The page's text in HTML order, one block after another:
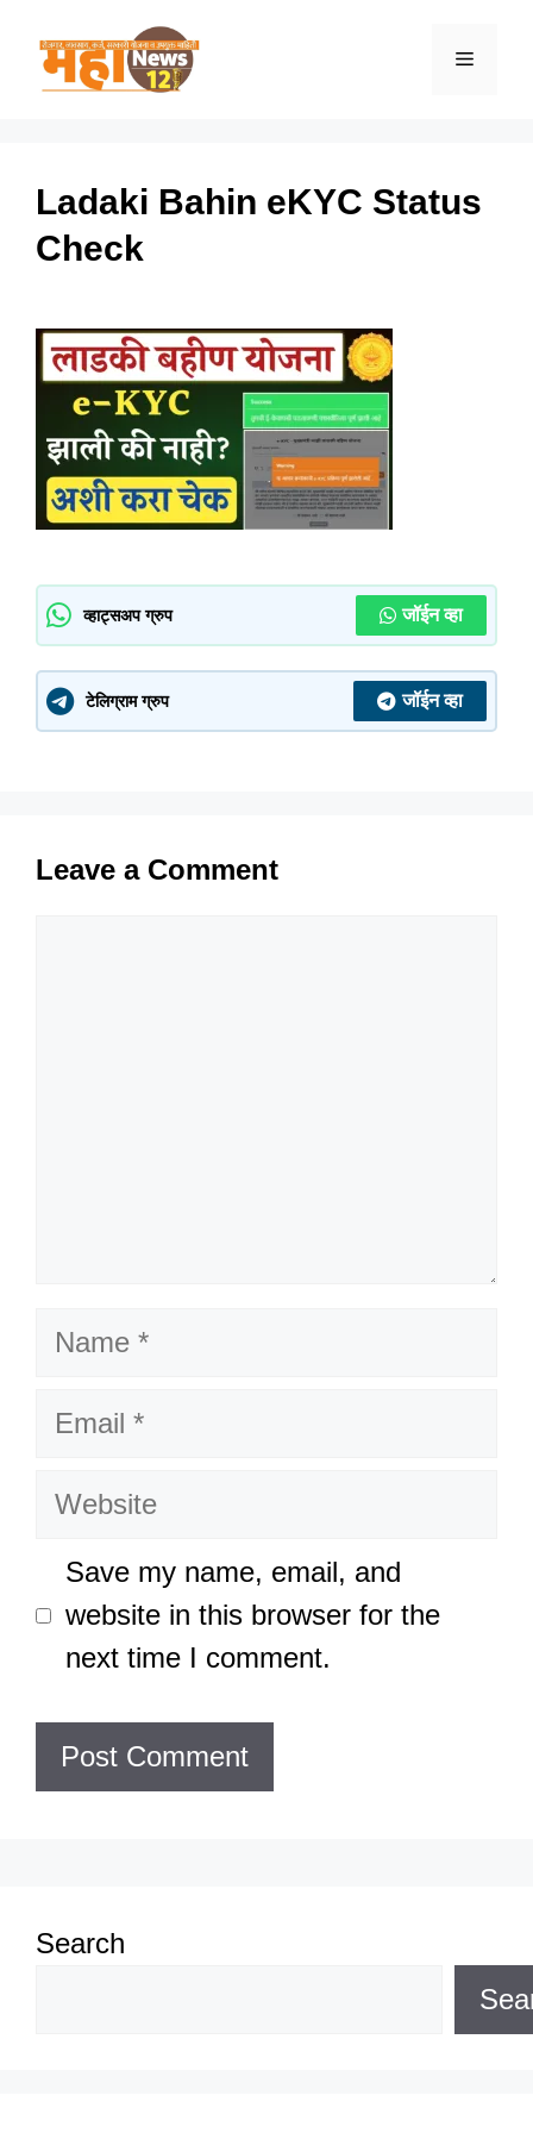
Menu
Ladaki Bahin eKYC Status
Check
व्हाट्सअप ग्रुप जॉईन व्हा
टेलिग्राम ग्रुप जॉईन व्हा
Leave a Comment
Name
Email
Website
Save my name, email, and
website in this browser for the
next time I comment.
Search